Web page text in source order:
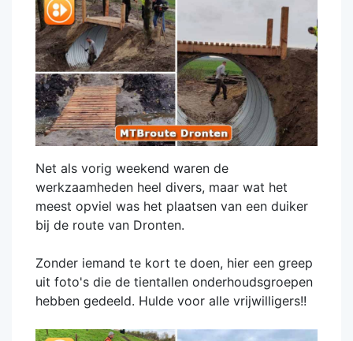
Net als vorig weekend waren de
werkzaamheden heel divers, maar wat het
meest opviel was het plaatsen van een duiker
bij de route van Dronten.
Zonder iemand te kort te doen, hier een greep
uit foto's die de tientallen onderhoudsgroepen
hebben gedeeld. Hulde voor alle vrijwilligers!!